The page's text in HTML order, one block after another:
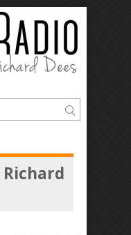
Richard